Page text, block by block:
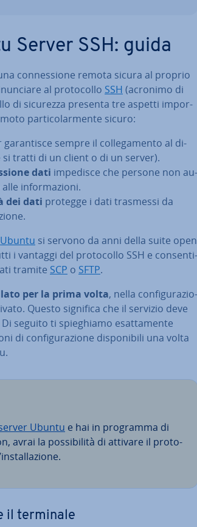
Server SSH: guida
con­nes­sio­ne remota sicura al proprio
al pro­to­col­lo SSH (acronimo di
di sicurezza presenta tre aspetti im­por­
par­ti­co­lar­men­te sicuro:
ga­ran­ti­sce sempre il col­le­ga­men­to al di­
tratti di un client o di un server).
dati impedisce che persone non au­
in­for­ma­zio­ni.
dei dati protegge i dati trasmessi da
Ubuntu si servono da anni della suite open
i vantaggi del pro­to­col­lo SSH e con­sen­ti­
tramite SCP o SFTP.
per la prima volta, nella con­fi­gu­ra­zio­
Questo significa che il servizio deve
seguito ti spie­ghia­mo esat­ta­men­te
di con­fi­gu­ra­zio­ne di­spo­ni­bi­li una volta
Ubuntu e hai in programma di
avrai la pos­si­bi­li­tà di attivare il pro­to­
il terminale